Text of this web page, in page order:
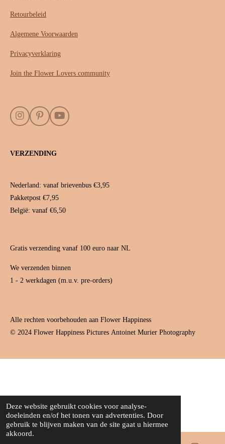
Deze website gebruikt cookies voor analyse-
doeleinden en/of het tonen van advertenties. Door
gebruik te blijven maken van de site gaat u hiermee
akkoord.
Retourbeleid
Algemene Voorwaarden
Privacyverklaring
Join the Flower Lovers community
I
a
a
P
e
s
Y
VERZENDING
Nederland: vanaf brievenbus €3,95
Pakketpost €7,95
België: vanaf €6,50
Gratis verzending vanaf 100 euro naar NL
We verzenden binnen
1 - 2 werkdagen (m.u.v. pre-orders)
Alle rechten voorbehouden aan Flower Happiness
© 2024 Flower Happiness Pictures Antoinet Murier Photography